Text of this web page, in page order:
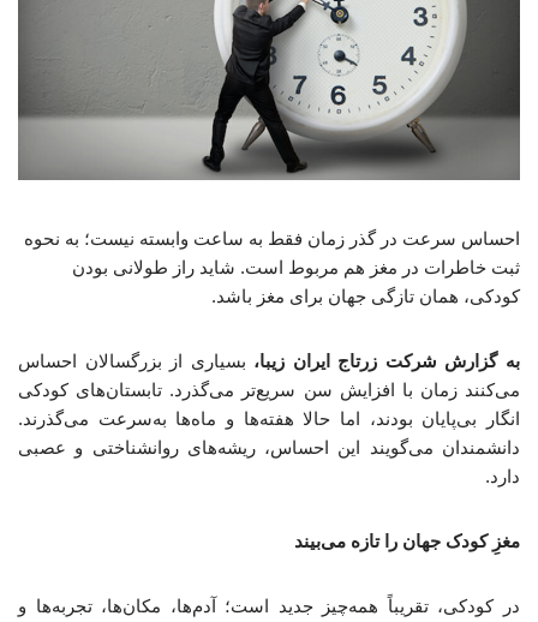
احساس سرعت در گذر زمان فقط به ساعت وابسته نیست؛ به نحوه
ثبت خاطرات در مغز هم مربوط است. شاید راز طولانی بودن
کودکی، همان تازگی جهان برای مغز باشد.
به گزارش شرکت زرتاج ایران زیبا، بسیاری از بزرگسالان احساس
می‌کنند زمان با افزایش سن سریع‌تر می‌گذرد. تابستان‌های کودکی
انگار بی‌پایان بودند، اما حالا هفته‌ها و ماه‌ها به‌سرعت می‌گذرند.
دانشمندان می‌گویند این احساس، ریشه‌های روانشناختی و عصبی
دارد.
مغزِ کودک جهان را تازه می‌بیند
در کودکی، تقریباً همه‌چیز جدید است؛ آدم‌ها، مکان‌ها، تجربه‌ها و